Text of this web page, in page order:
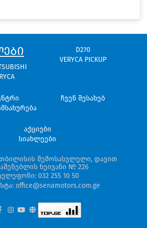
D270
VERYCA PICKUP
ჩვენ შესახებ
აქციები
სიახლეები
შემოსასვლელი, დავით
ხეივანი № 226
032 255 10 50
office@senamotors.com.ge